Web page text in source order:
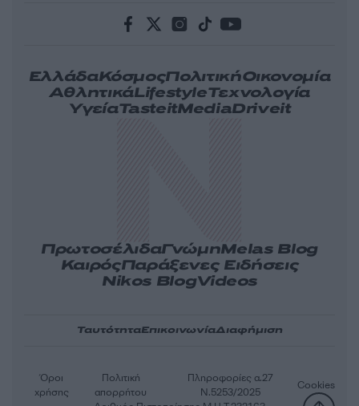
ΕλλάδαΚόσμοςΠολιτικήΟικονομία
ΑθλητικάLifestyleΤεχνολογία
ΥγείαTasteitMediaDriveit
ΠρωτοσέλιδαΓνώμηMelas Blog
ΚαιρόςΠαράξενες Ειδήσεις
Nikos BlogVideos
ΤαυτότηταΕπικοινωνίαΔιαφήμιση
Όροι
χρήσης
Πολιτική
απορρήτου
Πληροφορίες α.27
Ν.5253/2025
Cookies